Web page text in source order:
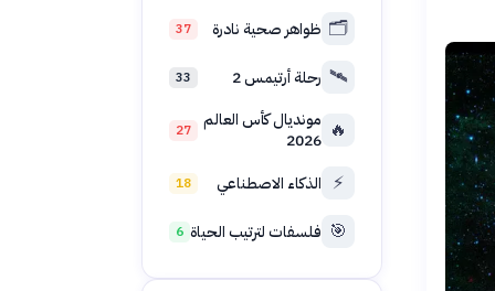
🗂️ ظواهر صحية نادرة 37
🛰️ رحلة أرتيمس 2 33
🔥 مونديال كأس العالم
2026
27
⚡ الذكاء الاصطناعي 18
🎯 فلسفات لترتيب الحياة 6